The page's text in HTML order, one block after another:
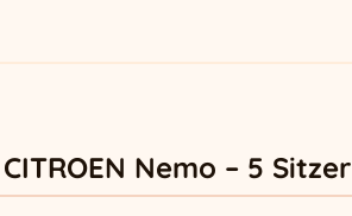
Nemo – 5 Sitzer